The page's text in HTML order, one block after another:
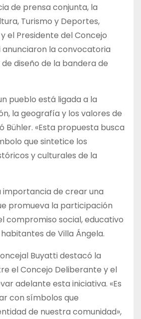
de prensa conjunta, la
Turismo y Deportes,
el Presidente del Concejo
anunciaron la convocatoria
diseño de la bandera de
pueblo está ligada a la
la geografía y los valores de
Bühler. «Esta propuesta busca
que sintetice los
y culturales de la
importancia de crear una
promueva la participación
compromiso social, educativo
de Villa Ángela.
Buyatti destacó la
el Concejo Deliberante y el
adelante esta iniciativa. «Es
con símbolos que
de nuestra comunidad»,